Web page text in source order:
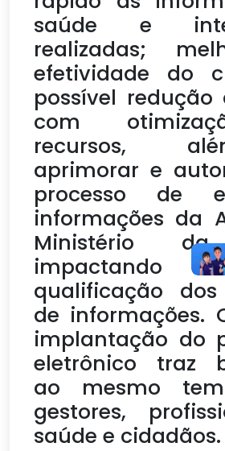
saúde e
realizadas;
efetividade do
possível redução
com
recursos,
aprimorar e
processo de
informações da
Ministério da
qualificação
de informações.
implantação do
eletrônico traz
ao mesmo
gestores,
saúde e cidadãos.